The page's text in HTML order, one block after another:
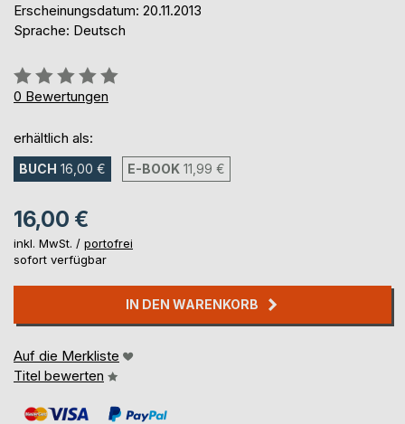
Erscheinungsdatum: 20.11.2013
Sprache: Deutsch
Bewertung::
0%
0 Bewertungen
erhältlich als:
BUCH 16,00 € E-BOOK 11,99 €
16,00 €
inkl. MwSt. / portofrei
sofort verfügbar
IN DEN WARENKORB
Auf die Merkliste
Titel bewerten